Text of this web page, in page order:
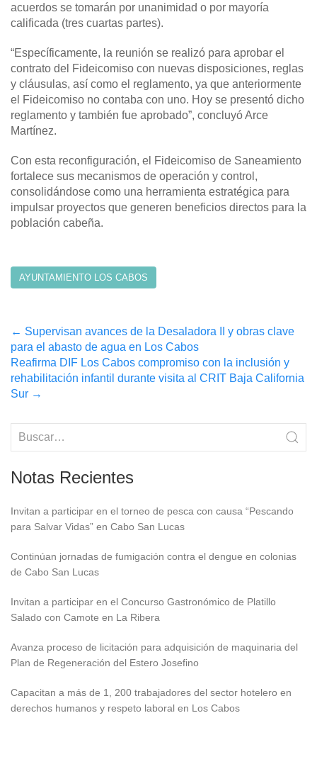
acuerdos se tomarán por unanimidad o por mayoría
calificada (tres cuartas partes).
“Específicamente, la reunión se realizó para aprobar el
contrato del Fideicomiso con nuevas disposiciones, reglas
y cláusulas, así como el reglamento, ya que anteriormente
el Fideicomiso no contaba con uno. Hoy se presentó dicho
reglamento y también fue aprobado”, concluyó Arce
Martínez.
Con esta reconfiguración, el Fideicomiso de Saneamiento
fortalece sus mecanismos de operación y control,
consolidándose como una herramienta estratégica para
impulsar proyectos que generen beneficios directos para la
población cabeña.
AYUNTAMIENTO LOS CABOS
Post
navigation
← Supervisan avances de la Desaladora II y obras clave
para el abasto de agua en Los Cabos
Reafirma DIF Los Cabos compromiso con la inclusión y
rehabilitación infantil durante visita al CRIT Baja California
Sur →
Notas Recientes
Invitan a participar en el torneo de pesca con causa “Pescando
para Salvar Vidas” en Cabo San Lucas
Continúan jornadas de fumigación contra el dengue en colonias
de Cabo San Lucas
Invitan a participar en el Concurso Gastronómico de Platillo
Salado con Camote en La Ribera
Avanza proceso de licitación para adquisición de maquinaria del
Plan de Regeneración del Estero Josefino
Capacitan a más de 1, 200 trabajadores del sector hotelero en
derechos humanos y respeto laboral en Los Cabos